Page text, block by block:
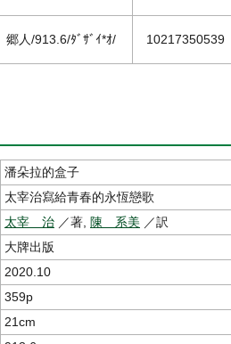
郷人/913.6/ﾀﾞｻﾞｲ*ｵ/ 10217350539
潘朵拉的盒子
太宰治寫給青春的永恆戀歌
太宰 治 ／著, 陳 系美 ／訳
大牌出版
2020.10
359p
21cm